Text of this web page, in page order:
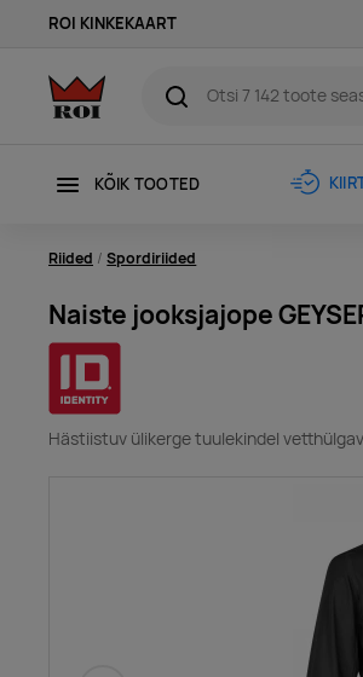
ROI KINKEKAART
KÕIK TOOTED
Riided Spordiriided
Naiste jooksjajope
Hästiistuv ülikerge tuulekindel